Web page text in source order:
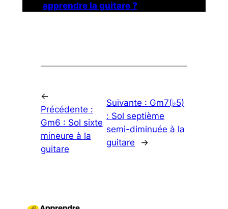
apprendre la guitare ?
←
Précédente :
Gm6 : Sol sixte
mineure à la
guitare
Suivante : Gm7(♭5)
: Sol septième
semi-diminuée à la
guitare
→